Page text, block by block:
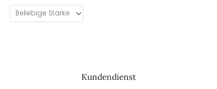
Kundendienst